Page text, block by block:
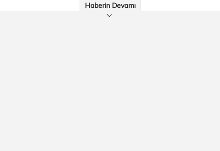
Haberin Devamı